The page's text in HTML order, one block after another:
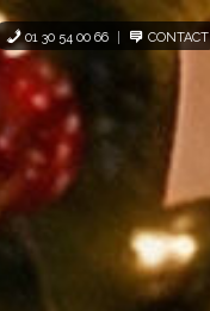
cookies
01 30 54 00 66 CONTACT